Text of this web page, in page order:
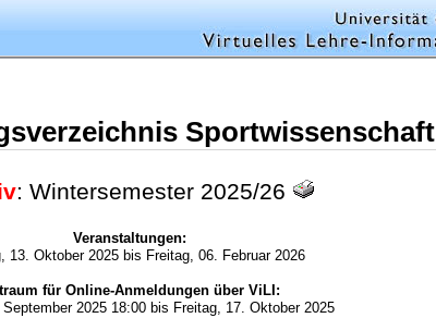
Sportwissenschaft
: Wintersemester 2025/26
Veranstaltungen:
13. Oktober 2025 bis Freitag, 06. Februar 2026
für Online-Anmeldungen über ViLI:
September 2025 18:00 bis Freitag, 17. Oktober 2025